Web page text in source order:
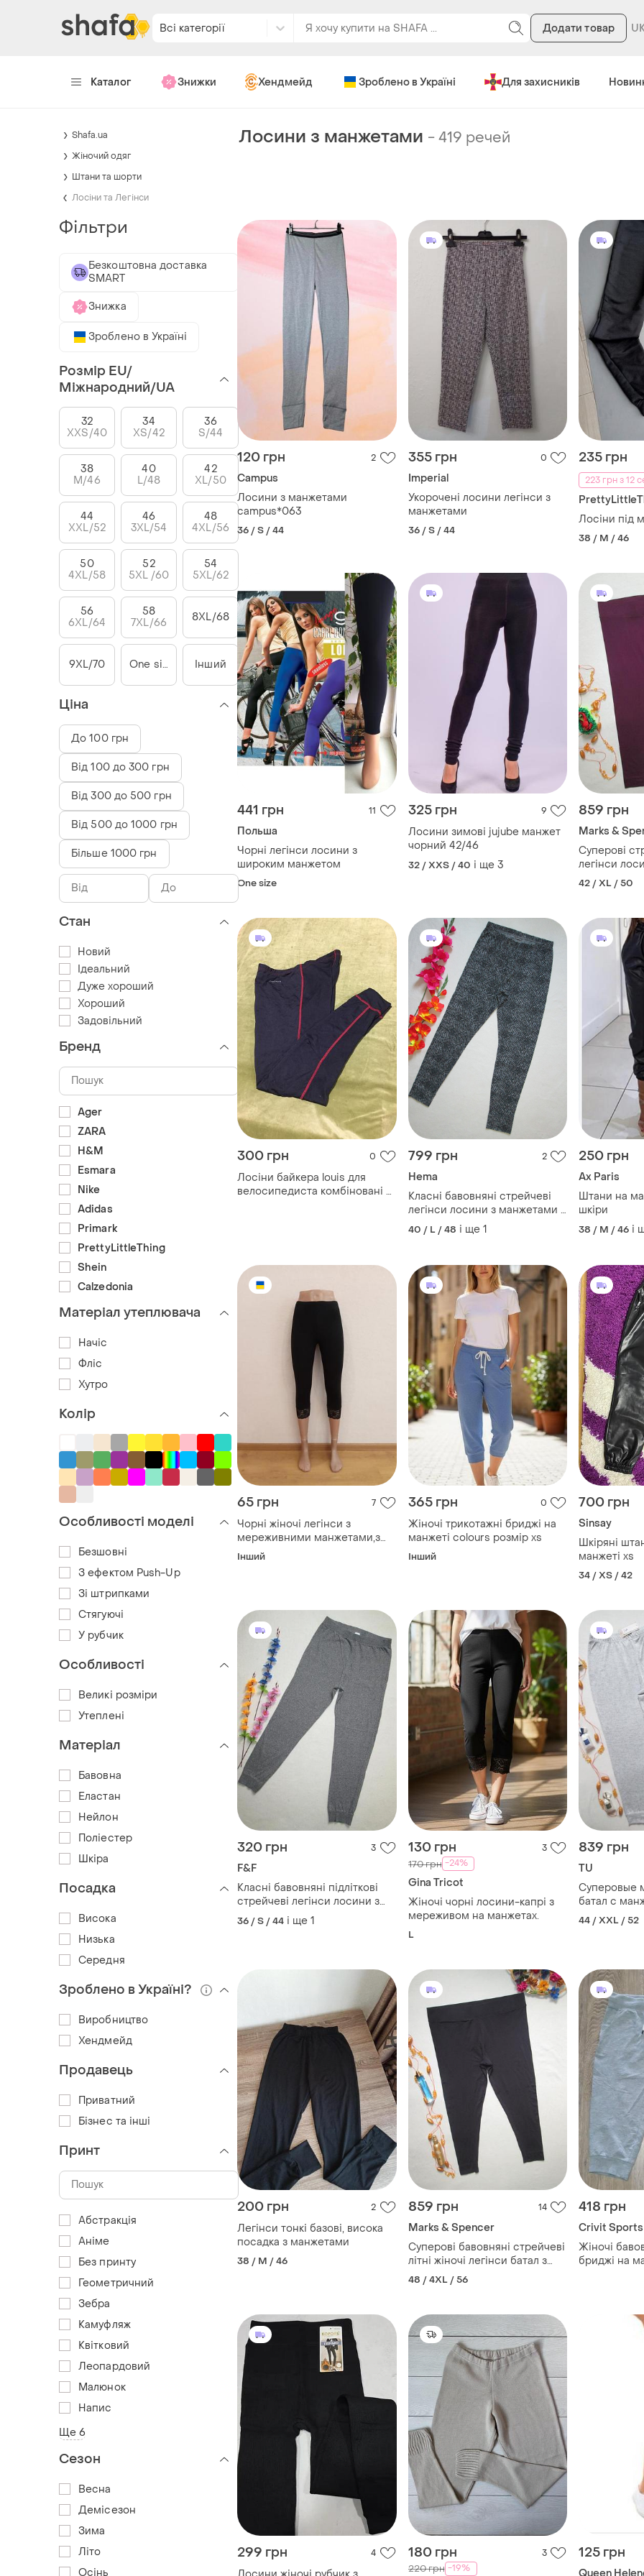
Всі категорії Додати товар
Каталог Знижки Хендмейд Зроблено в Україні Для захисників
Лосини з манжетами -419 речей
120 грн 2
Campus
Лосини з манжетами
campus*063
36 / S / 44
355 грн 0
Imperial
Укорочені лосини легінси з
манжетами
36 / S / 44
235 грн
223 грн з 12
Лосіни під
38 / M / 46
441 грн 11
Польша
Чорні легінси лосини з
широким манжетом
One size
325 грн 9
Лосини зимові jujube манжет
чорний 42/46
32 / XXS / 40 і ще 3
859 грн
Marks &
Суперові
легінси
m&s
42 / XL / 50
300 грн 0
Лосіни байкера louis для
велосипедиста комбіновані з
799 грн 2
Hema
Класні бавовняні стрейчеві
легінси лосини з манжетами в
мармуровий принт hema
40 / L / 48 і ще 1
250 грн
Ax Paris
Штани на
шкіри
38 / M / 46 і
65 грн 7
Чорні жіночі легінси з
мереживними манжетами,з
бавовняної тканини, розмір s
Інший
365 грн 0
Жіночі трикотажні бриджі на
манжеті colours розмір xs
Інший
700 грн
Sinsay
Шкіряні
манжеті xs
34 / XS / 42
320 грн 3
F&F
Класні бавовняні підліткові
стрейчеві легінси лосини з
манжетами сірий меланж f&f.
36 / S / 44 і ще 1
130 грн 3
170 грн -24%
Gina Tricot
Жіночі чорні лосини-капрі з
мереживом на манжетах.
L
839 грн
TU
Суперовые
батал с
посадка tu
44 / XXL / 52
200 грн 2
Легінси тонкі базові, висока
посадка з манжетами
38 / M / 46
859 грн 14
Marks & Spencer
Суперові бавовняні стрейчеві
літні жіночі легінси батал з
манжетами висока посадка
m&s
48 / 4XL / 56
418 грн
Crivit Sports
Жіночі
бриджі на
299 грн 4 180 грн 3
220 грн -19%
125 грн
Queen
Shafa.ua
Жіночий одяг
Штани та шорти
Лосіни та Легінси
Фільтри
Безкоштовна доставка
SMART
Знижка
Зроблено в Україні
Розмір EU/
Міжнародний/UA
32
XXS/40
34
XS/42
36
S/44
38
M/46
40
L/48
42
XL/50
44
XXL/52
46
3XL/54
48
4XL/56
50
4XL/58
52
5XL /60
54
5XL/62
56
6XL/64
58
7XL/66
8XL/68
9XL/70 One size Інший
Ціна
До 100 грн
Від 100 до 300 грн
Від 300 до 500 грн
Від 500 до 1000 грн
Більше 1000 грн
Стан
Новий
Ідеальний
Дуже хороший
Хороший
Задовільний
Бренд
Ager
ZARA
H&M
Esmara
Nike
Adidas
Primark
PrettyLittleThing
Shein
Calzedonia
Матеріал утеплювача
Начіс
Фліс
Хутро
Колір
Особливості моделі
Безшовні
З ефектом Push-Up
Зі штрипками
Стягуючі
У рубчик
Особливості
Великі розміри
Утеплені
Матеріал
Бавовна
Еластан
Нейлон
Поліестер
Шкіра
Посадка
Висока
Низька
Середня
Зроблено в Україні?
Виробництво
Хендмейд
Продавець
Приватний
Бізнес та інші
Принт
Абстракція
Аніме
Без принту
Геометричний
Зебра
Камуфляж
Квітковий
Леопардовий
Малюнок
Напис
Ще 6
Сезон
Весна
Демісезон
Зима
Літо
Осінь